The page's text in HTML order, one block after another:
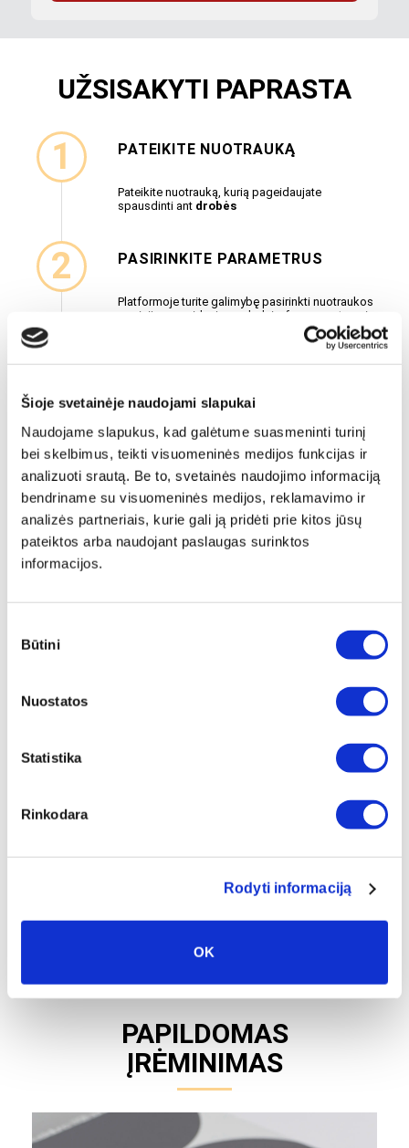
Šioje svetainėje naudojami slapukai
Naudojame slapukus, kad galėtume suasmeninti turinį
bei skelbimus, teikti visuomeninės medijos funkcijas ir
analizuoti srautą. Be to, svetainės naudojimo informaciją
bendriname su visuomeninės medijos, reklamavimo ir
analizės partneriais, kurie gali ją pridėti prie kitos jūsų
pateiktos arba naudojant paslaugas surinktos
informacijos.
pasirinkimas
Būtini
Nuostatos
Statistika
Rinkodara
Rodyti informaciją
OK
UŽSISAKYTI PAPRASTA
PATEIKITE NUOTRAUKĄ
Pateikite nuotrauką, kurią pageidaujate
spausdinti ant drobės
PASIRINKITE PARAMETRUS
Platformoje turite galimybę pasirinkti nuotraukos
poziciją, pageidaujamą drobės formą, matmenį
DROBĖ JAU NETOLIESE
Pateiktą užsakymą atliekame ir pristatome
darbo dienas
PATARIMAI, KURIANT
DROBĘ
nuotraukose, vaizduose naudojamus esamus objektus, kurie bus
spausdinami ant drobės, to pasekoje prieš užsakant – įvertinkite
OBJEKTAI NUOTRAUKOSE,
Įvertinkite objektų padėtį nuotraukose, vaizduose
DROBĖS KRAŠTAI
objektus nuotraukose, vaizduose
PAPILDOMAS
ĮRĖMINIMAS